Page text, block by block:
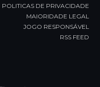
POLITICAS DE PRIVACIDADE
MAIORIDADE LEGAL
JOGO RESPONSÁVEL
RSS FEED